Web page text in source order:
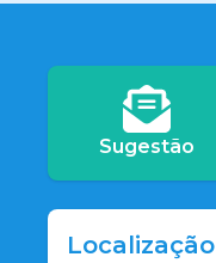
Sugestão
Localização